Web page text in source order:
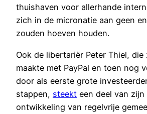
thuishaven voor allerhande
zich in de micronatie aan geen
zouden hoeven houden.
Ook de libertariër Peter Thiel,
maakte met PayPal en toen nog
door als eerste grote
stappen, steekt een deel van
ontwikkeling van regelvrije